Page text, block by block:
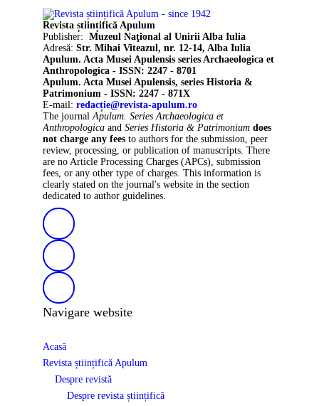
Revista științifică Apulum
Publisher: Muzeul Naţional al Unirii Alba Iulia
Adresă: Str. Mihai Viteazul, nr. 12-14, Alba Iulia
Apulum. Acta Musei Apulensis series Archaeologica et
Anthropologica - ISSN: 2247 - 8701
Apulum. Acta Musei Apulensis, series Historia &
Patrimonium - ISSN: 2247 - 871X
E-mail: redacție@revista-apulum.ro
The journal Apulum. Series Archaeologica et
Anthropologica and Series Historia & Patrimonium does
not charge any fees to authors for the submission, peer
review, processing, or publication of manuscripts. There
are no Article Processing Charges (APCs), submission
fees, or any other type of charges. This information is
clearly stated on the journal's website in the section
dedicated to author guidelines.
Navigare website
Acasă
Revista științifică Apulum
Despre revistă
Despre revista științifică